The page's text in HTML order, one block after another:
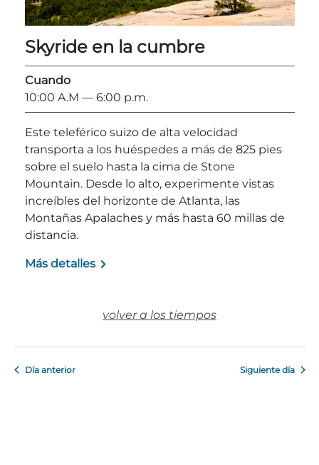
Adventure Outpost
Skyride en la cumbre
Cuando
10:00 A.M — 6:00 p.m.
Este teleférico suizo de alta velocidad
transporta a los huéspedes a más de 825 pies
sobre el suelo hasta la cima de Stone
Mountain. Desde lo alto, experimente vistas
increíbles del horizonte de Atlanta, las
Montañas Apalaches y más hasta 60 millas de
distancia.
Más detalles
volver a los tiempos
Día anterior Siguiente día